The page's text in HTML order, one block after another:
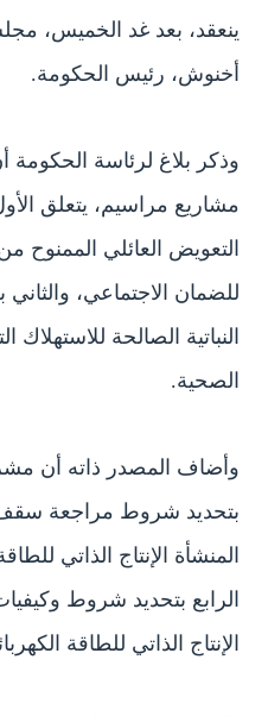
ينعقد، بعد غد الخميس،
أخنوش، رئيس الحكومة.
وذكر بلاغ لرئاسة
مشاريع مراسيم، يتعلق
التعويض العائلي الممنوح
للضمان الاجتماعي،
النباتية الصالحة للاستهلاك
الصحية.
وأضاف المصدر ذاته أن
بتحديد شروط مراجعة سقف
المنشأة الإنتاج الذاتي
الرابع بتحديد شروط
الإنتاج الذاتي للطاقة